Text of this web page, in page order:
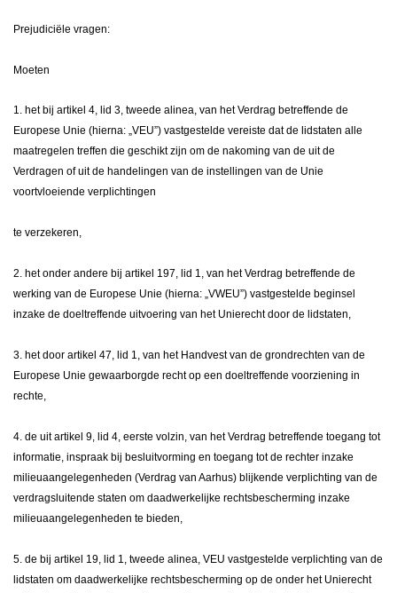
Prejudiciële vragen:
Moeten
1. het bij artikel 4, lid 3, tweede alinea, van het Verdrag betreffende de
Europese Unie (hierna: „VEU”) vastgestelde vereiste dat de lidstaten alle
maatregelen treffen die geschikt zijn om de nakoming van de uit de
Verdragen of uit de handelingen van de instellingen van de Unie
voortvloeiende verplichtingen
te verzekeren,
2. het onder andere bij artikel 197, lid 1, van het Verdrag betreffende de
werking van de Europese Unie (hierna: „VWEU”) vastgestelde beginsel
inzake de doeltreffende uitvoering van het Unierecht door de lidstaten,
3. het door artikel 47, lid 1, van het Handvest van de grondrechten van de
Europese Unie gewaarborgde recht op een doeltreffende voorziening in
rechte,
4. de uit artikel 9, lid 4, eerste volzin, van het Verdrag betreffende toegang tot
informatie, inspraak bij besluitvorming en toegang tot de rechter inzake
milieuaangelegenheden (Verdrag van Aarhus) blijkende verplichting van de
verdragsluitende staten om daadwerkelijke rechtsbescherming inzake
milieuaangelegenheden te bieden,
5. de bij artikel 19, lid 1, tweede alinea, VEU vastgestelde verplichting van de
lidstaten om daadwerkelijke rechtsbescherming op de onder het Unierecht